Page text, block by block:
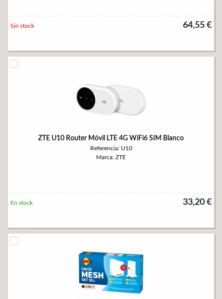
64,55 €
Sin stock
ZTE U10 Router Móvil LTE 4G WiFi6 SIM Blanco
Referencia: U10
Marca: ZTE
33,20 €
En stock